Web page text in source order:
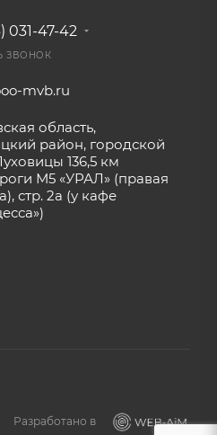
031-47-42
ЗВОНОК
mvb.ru
область,
район, городской
136,5 км
М5 «УРАЛ» (правая
стр. 2а (у кафе
Разработано в